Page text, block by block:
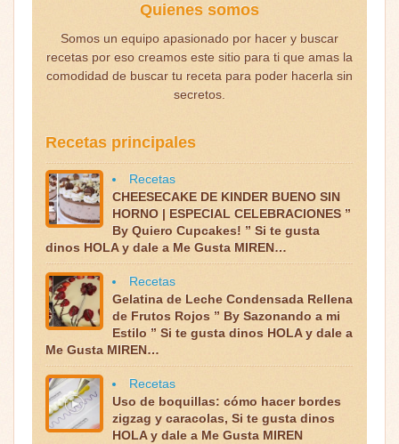
Quienes somos
Somos un equipo apasionado por hacer y buscar
recetas por eso creamos este sitio para ti que amas la
comodidad de buscar tu receta para poder hacerla sin
secretos.
Recetas principales
Recetas
CHEESECAKE DE KINDER BUENO SIN
HORNO | ESPECIAL CELEBRACIONES ”
By Quiero Cupcakes! ” Si te gusta
dinos HOLA y dale a Me Gusta MIREN…
Recetas
Gelatina de Leche Condensada Rellena
de Frutos Rojos ” By Sazonando a mi
Estilo ” Si te gusta dinos HOLA y dale a
Me Gusta MIREN…
Recetas
Uso de boquillas: cómo hacer bordes
zigzag y caracolas, Si te gusta dinos
HOLA y dale a Me Gusta MIREN